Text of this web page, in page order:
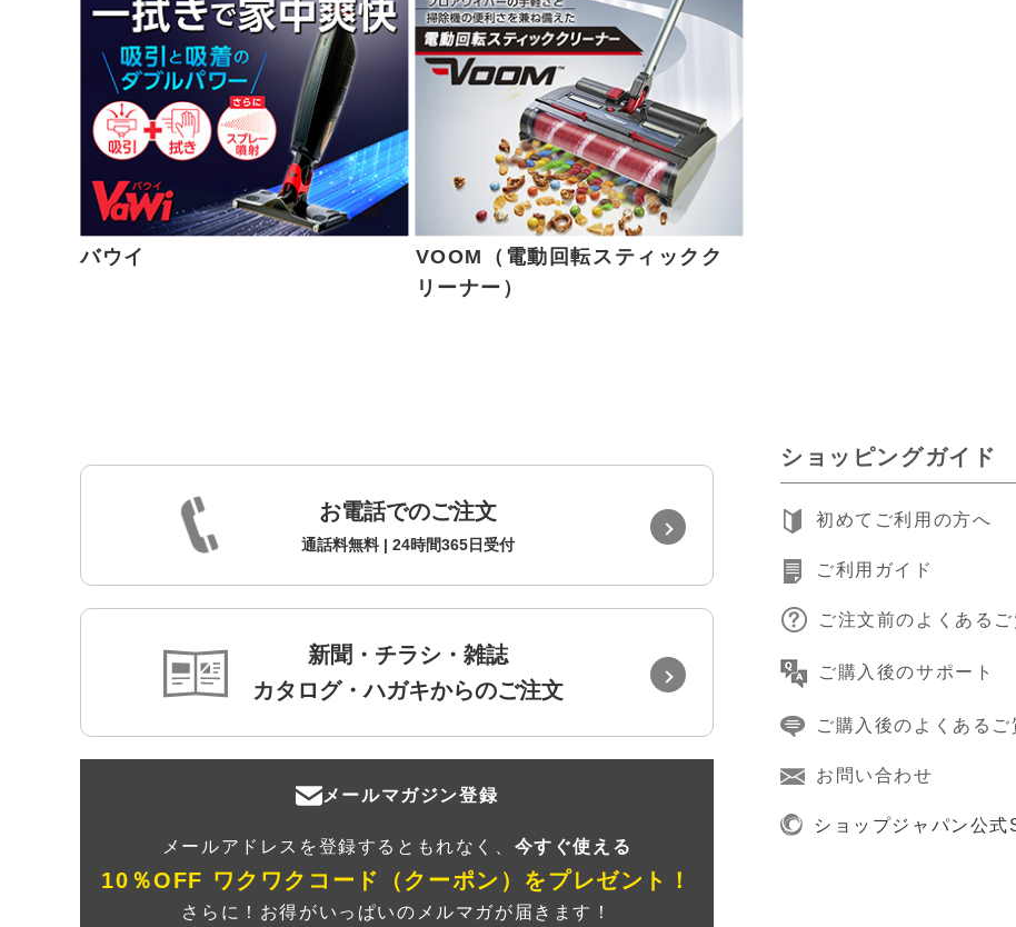
バウイ
VOOM（電動回転スティックク
リーナー）
お電話でのご注文
通話料無料 | 24時間365日受付
新聞・チラシ・雑誌
カタログ・ハガキからのご注文
メールマガジン登録
メールアドレスを登録するともれなく、 今すぐ使える
10％OFF ワクワクコード（クーポン） をプレゼント！
さらに！お得がいっぱいのメルマガが届きます！
ショッピングガイド
初めてご利用の方へ
ご利用ガイド
ご注文前のよくあるご
ご購入後のサポート
ご購入後のよくあるご
お問い合わせ
ショップジャパン公式